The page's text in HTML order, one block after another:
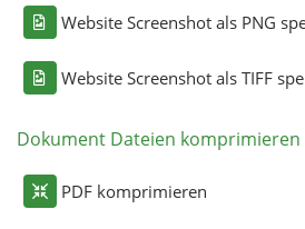
Website Screenshot als PNG
Website Screenshot als TIFF
Dokument Dateien komprimieren
PDF komprimieren